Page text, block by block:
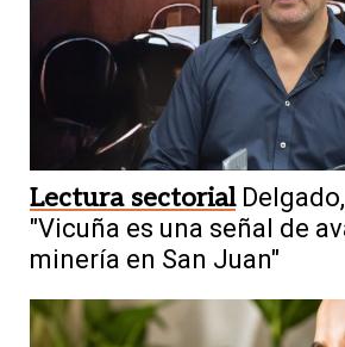
Lectura sectorial
"Vicuña es una señal de
minería en San Juan"